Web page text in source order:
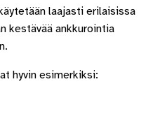
laajasti erilaisissa
kestävää ankkurointia
hyvin esimerkiksi: